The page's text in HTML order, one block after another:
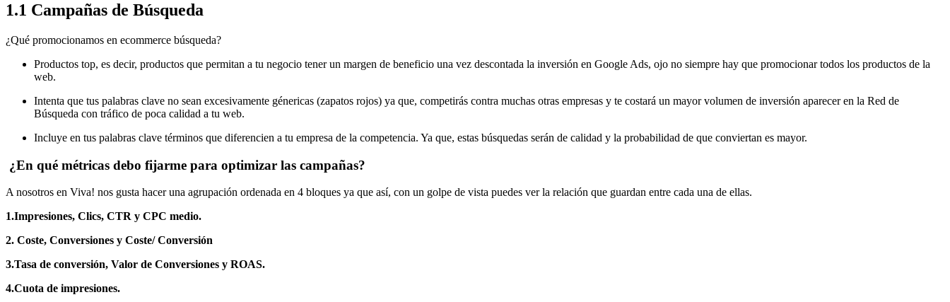
1.1 Campañas de Búsqueda
¿Qué promocionamos en ecommerce búsqueda?
Productos top, es decir, productos que permitan a tu negocio tener un margen de beneficio una vez descontada la inversión en Google Ads, ojo no siempre hay que promocionar todos los productos de la
web.
Intenta que tus palabras clave no sean excesivamente génericas (zapatos rojos) ya que, competirás contra muchas otras empresas y te costará un mayor volumen de inversión aparecer en la Red de
Búsqueda con tráfico de poca calidad a tu web.
Incluye en tus palabras clave términos que diferencien a tu empresa de la competencia. Ya que, estas búsquedas serán de calidad y la probabilidad de que conviertan es mayor.
¿En qué métricas debo fijarme para optimizar las campañas?
A nosotros en Viva! nos gusta hacer una agrupación ordenada en 4 bloques ya que así, con un golpe de vista puedes ver la relación que guardan entre cada una de ellas.
1.Impresiones, Clics, CTR y CPC medio.
2. Coste, Conversiones y Coste/ Conversión
3.Tasa de conversión, Valor de Conversiones y ROAS.
4.Cuota de impresiones.